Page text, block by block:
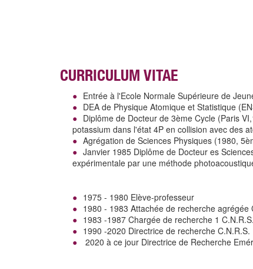
CURRICULUM VITAE
Entrée à l'Ecole Normale Supérieure de
DEA de Physique Atomique et Statistique
Diplôme de Docteur de 3ème Cycle (Paris
potassium dans l'état 4P en collision avec des
Agrégation de Sciences Physiques (1980,
Janvier 1985 Diplôme de Docteur es
expérimentale par une méthode
1975 - 1980 Elève-professeur
1980 - 1983 Attachée de recherche agrégée
1983 -1987 Chargée de recherche 1 C.N.R.S.
1990 -2020 Directrice de recherche C.N.R.S.
2020 à ce jour Directrice de Recherche